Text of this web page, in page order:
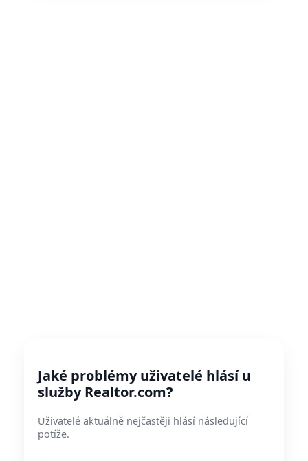
Jaké problémy uživatelé hlásí u
služby Realtor.com?
Uživatelé aktuálně nejčastěji hlásí následující
potíže.